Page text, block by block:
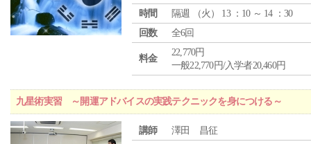
時間
隔週 （火 ） 13 ：10 ～ 14 ：30
回数
全6回
料金
22,770円
一般22,770円/入学者20,460円
九星術実習 ～開運アドバイスの実践テクニックを身につける～
講師 澤田 昌征